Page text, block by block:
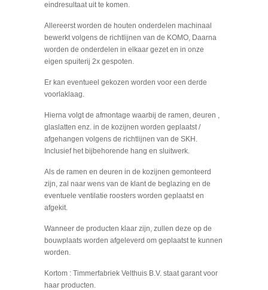
eindresultaat uit te komen.
Allereerst worden de houten onderdelen machinaal
bewerkt volgens de richtlijnen van de KOMO, Daarna
worden de onderdelen in elkaar gezet en in onze
eigen spuiterij 2x gespoten.
Er kan eventueel gekozen worden voor een derde
voorlaklaag.
Hierna volgt de afmontage waarbij de ramen, deuren ,
glaslatten enz. in de kozijnen worden geplaatst /
afgehangen volgens de richtlijnen van de SKH.
Inclusief het bijbehorende hang en sluitwerk.
Als de ramen en deuren in de kozijnen gemonteerd
zijn, zal naar wens van de klant de beglazing en de
eventuele ventilatie roosters worden geplaatst en
afgekit.
Wanneer de producten klaar zijn, zullen deze op de
bouwplaats worden afgeleverd om geplaatst te kunnen
worden.
Kortom : Timmerfabriek Velthuis B.V. staat garant voor
haar producten.